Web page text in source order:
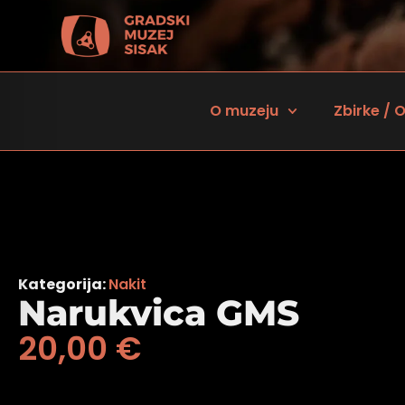
O muzeju Zbirke /
Kategorija:Nakit
Narukvica GMS
20,00 €
za osobe sa oštećenjem vida